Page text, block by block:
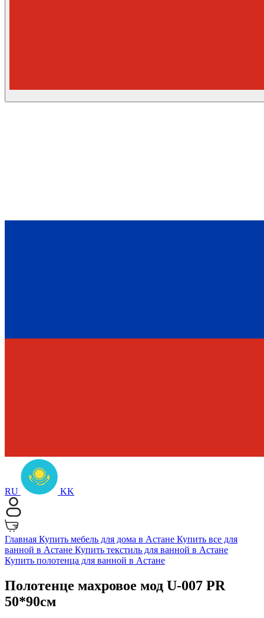
RU KK
Главная Купить мебель для дома в Астане Купить все для
ванной в Астане Купить текстиль для ванной в Астане
Купить полотенца для ванной в Астане
Полотенце махровое мод U-007 PR
50*90см